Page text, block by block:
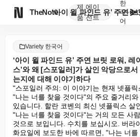
TheNote
제
품
에이
전트
한
국
어
Variety 한국어
‘아이 윌 파인드 유’ 주연 브릿 로워, 레
스’와 왜 [스포일러]가 살인 악당으로서
는지에 대해 이야기하다
"스포일러 주의: 이 이야기는 현재 넷플
"나는 너를 찾을 것이다"의 주요 줄거리
있습니다. 할란 코벤의 최신 넷플릭스 살
"나는 너를 찾을 것이다"는 거의 모든 사
것으로 보입니다. 수치를 보십시오. 버라
화요일에 보도한 바에 따르면, "나는 너